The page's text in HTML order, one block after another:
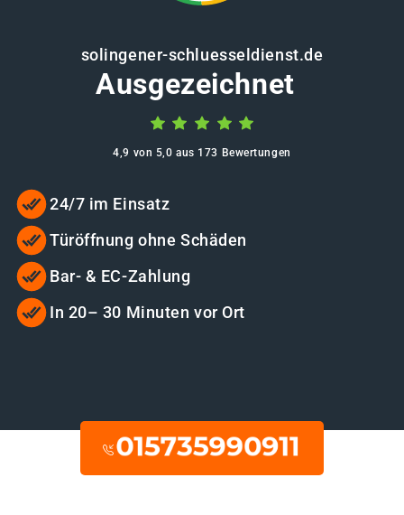
solingener-schluesseldienst.de
Ausgezeichnet
4,9 von 5,0 aus 173 Bewertungen
24/7 im Einsatz
Türöffnung ohne Schäden
Bar- & EC-Zahlung
In 20– 30 Minuten vor Ort